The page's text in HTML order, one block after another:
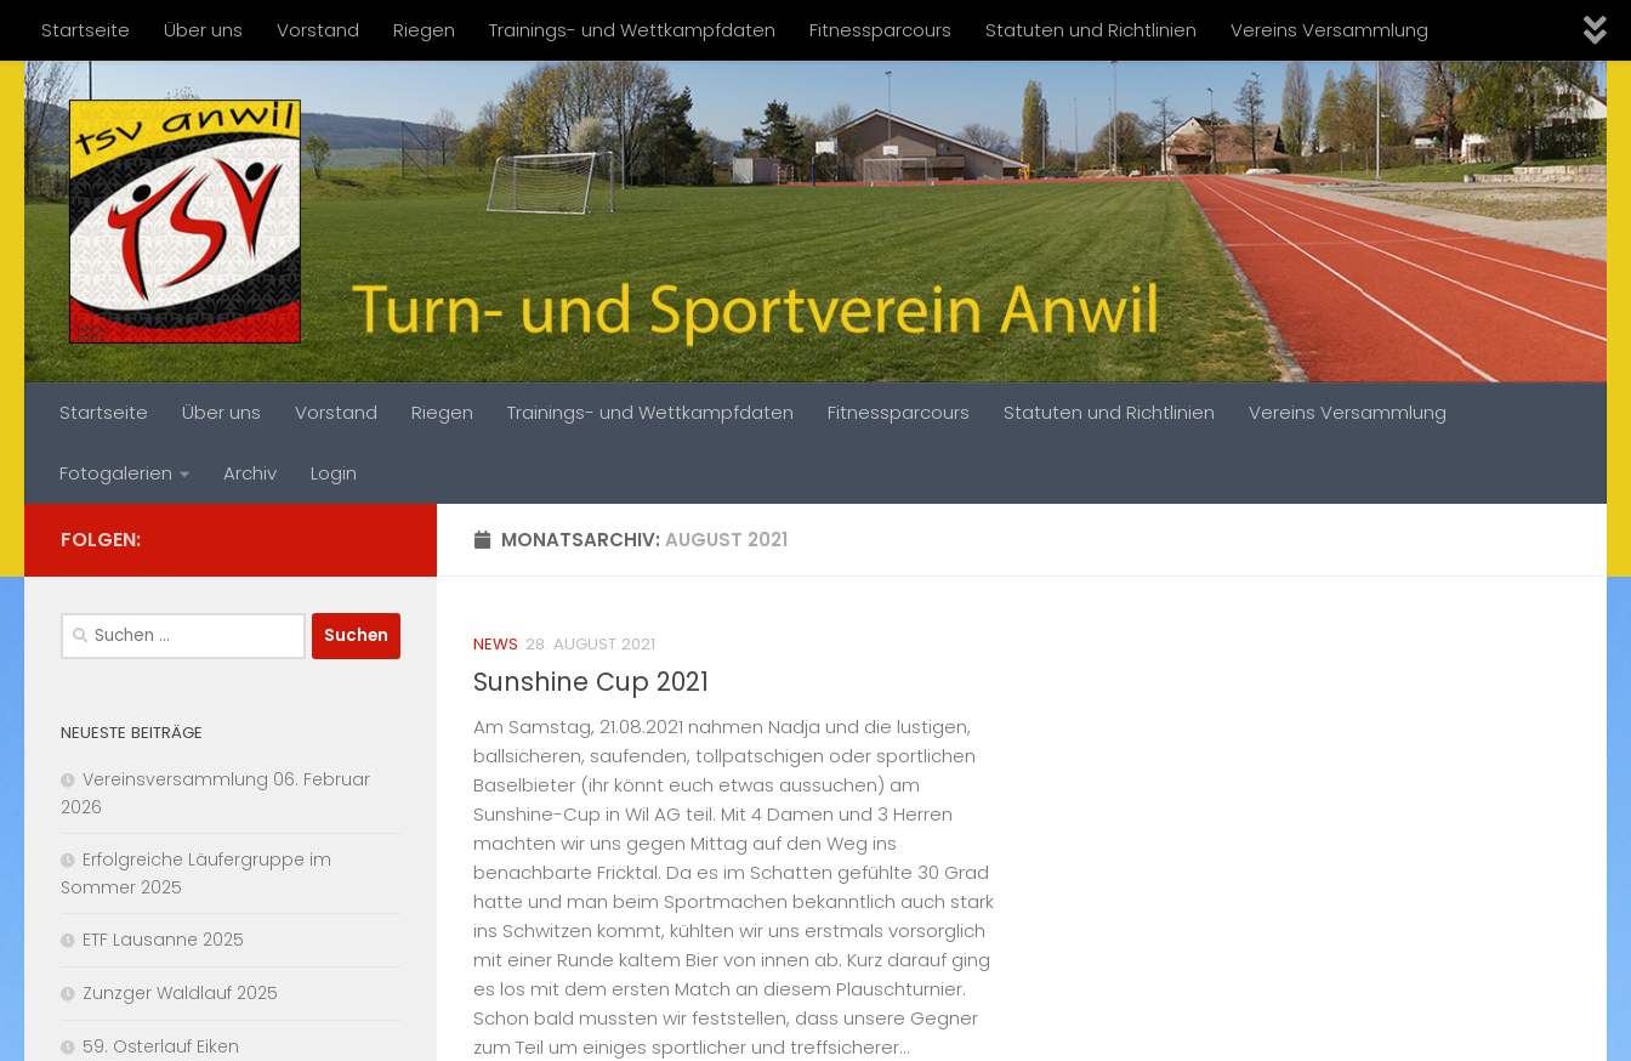
Zum Inhalt springen
Startseite Über uns Vorstand Riegen Trainings- und Wettkampfdaten Fitnessparcours Statuten und Richtlinien Vereins Versammlung
Fotogalerien
Startseite Über uns Vorstand Riegen Trainings- und Wettkampfdaten Fitnessparcours Statuten und Richtlinien Vereins Versammlung
Fotogalerien Archiv Login
MONATSARCHIV:AUGUST 2021
NEWS 28. AUGUST 2021
Sunshine Cup 2021
Am Samstag, 21.08.2021 nahmen Nadja und die lustigen,
ballsicheren, saufenden, tollpatschigen oder sportlichen
Baselbieter (ihr könnt euch etwas aussuchen) am
Sunshine-Cup in Wil AG teil. Mit 4 Damen und 3 Herren
machten wir uns gegen Mittag auf den Weg ins
benachbarte Fricktal. Da es im Schatten gefühlte 30 Grad
hatte und man beim Sportmachen bekanntlich auch stark
ins Schwitzen kommt, kühlten wir uns erstmals vorsorglich
mit einer Runde kaltem Bier von innen ab. Kurz darauf ging
es los mit dem ersten Match an diesem Plauschturnier.
Schon bald mussten wir feststellen, dass unsere Gegner
zum Teil um einiges sportlicher und treffsicherer...
FOLGEN:
Suchen
nach:
NEUESTE BEITRÄGE
Vereinsversammlung 06. Februar
2026
Erfolgreiche Läufergruppe im
Sommer 2025
ETF Lausanne 2025
Zunzger Waldlauf 2025
59. Osterlauf Eiken